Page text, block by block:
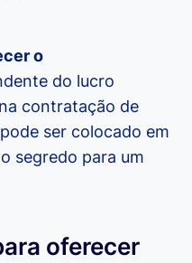
o
do lucro
contratação de
ser colocado em
segredo para um
oferecer